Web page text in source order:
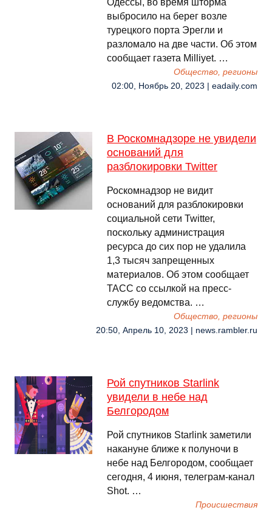
Одессы, во время шторма
выбросило на берег возле
турецкого порта Эрегли и
разломало на две части. Об этом
сообщает газета Milliyet. …
Общество, регионы
02:00, Ноябрь 20, 2023 | eadaily.com
В Роскомнадзоре не увидели
оснований для
разблокировки Twitter
Роскомнадзор не видит
оснований для разблокировки
социальной сети Twitter,
поскольку администрация
ресурса до сих пор не удалила
1,3 тысяч запрещенных
материалов. Об этом сообщает
ТАСС со ссылкой на пресс-
службу ведомства. …
Общество, регионы
20:50, Апрель 10, 2023 | news.rambler.ru
Рой спутников Starlink
увидели в небе над
Белгородом
Рой спутников Starlink заметили
накануне ближе к полуночи в
небе над Белгородом, сообщает
сегодня, 4 июня, телеграм-канал
Shot. …
Происшествия